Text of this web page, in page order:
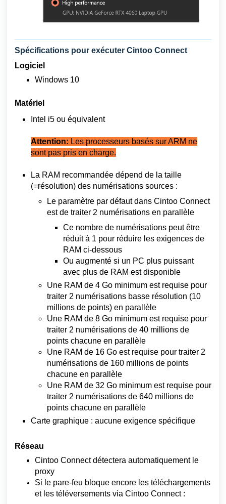
Spécifications pour exécuter Cintoo Connect
Logiciel
Windows 10
Matériel
Intel i5 ou équivalent
Attention: Les processeurs basés sur ARM ne
sont pas pris en charge.
La RAM recommandée dépend de la taille
(=résolution) des numérisations sources :
Le paramètre par défaut dans Cintoo Connect
est de traiter 2 numérisations en parallèle
Ce nombre de numérisations peut être
réduit à 1 pour réduire les exigences de
RAM ci-dessous
Ou augmenté si un PC plus puissant
avec plus de RAM est disponible
Une RAM de 4 Go minimum est requise pour
traiter 2 numérisations basse résolution (10
millions de points) en parallèle
Une RAM de 8 Go minimum est requise pour
traiter 2 numérisations de 40 millions de
points chacune en parallèle
Une RAM de 16 Go est requise pour traiter 2
numérisations de 160 millions de points
chacune en parallèle
Une RAM de 32 Go minimum est requise pour
traiter 2 numérisations de 640 millions de
points chacune en parallèle
Carte graphique : aucune exigence spécifique
Réseau
Cintoo Connect détectera automatiquement le
proxy
Si le pare-feu bloque encore les téléchargements
et les téléversements via Cintoo Connect :